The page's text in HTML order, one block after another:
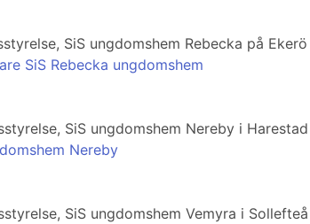
SiS ungdomshem Rebecka på Ekerö
SiS Rebecka ungdomshem
SiS ungdomshem Nereby i Harestad
Nereby
SiS ungdomshem Vemyra i Sollefteå